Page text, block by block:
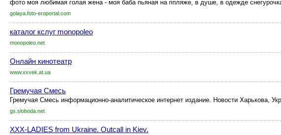
фото моя любимая голая жена - моя баба пьяная на ппляже, в душе, в одежде
golaya.foto-eroportal.com
каталог кслуг monopoleo
monopoleo.net
Онлайн кинотеатр
www.xxvek.at.ua
Гремучая Смесь
Гремучая Смесь информационно-аналитическое интернет издание. Новости Харькова,
gs.sloboda.net
XXX-LADIES from Ukraine. Outcall in Kiev.